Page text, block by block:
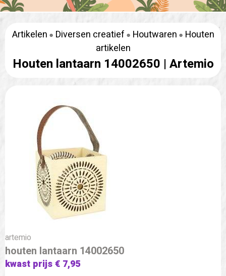
Artikelen Diversen creatief Houtwaren
Houten
artikelen
Houten lantaarn 14002650 | Artemio
artemio
houten lantaarn 14002650
kwast prijs € 7,95